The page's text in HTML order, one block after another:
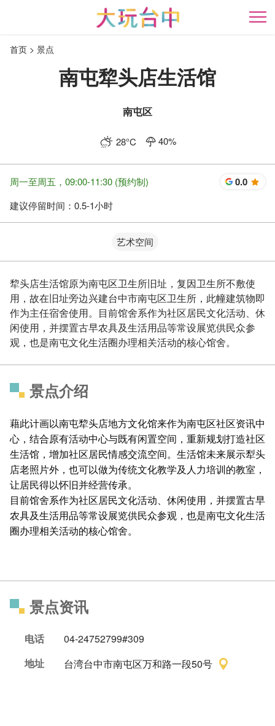
开
首页 景点
南屯犂头店生活馆
南屯区
28°C 40%
周一至周五，09:00-11:30 (预约制) 0.0 星
建议停留时间： 0.5-1小时
艺术空间
犂头店生活馆原为南屯区卫生所旧址，复因卫生所不敷使
用，故在旧址旁边兴建台中市南屯区卫生所，此幢建筑物即
作为主任宿舍使用。目前馆舍系作为社区居民文化活动、休
闲使用，并摆置古早农具及生活用品等常设展览供民众参
观，也是南屯文化生活圈办理相关活动的核心馆舍。
景点介绍
藉此计画以南屯犂头店地方文化馆来作为南屯区社区资讯中
心，结合原有活动中心与既有闲置空间，重新规划打造社区
生活馆，增加社区居民情感交流空间。生活馆未来展示犁头
店老照片外，也可以做为传统文化教学及人力培训的教室，
让居民得以怀旧并经营传承。
目前馆舍系作为社区居民文化活动、休闲使用，并摆置古早
农具及生活用品等常设展览供民众参观，也是南屯文化生活
圈办理相关活动的核心馆舍。
景点资讯
电话
04-24752799#309
地址
台湾台中市南屯区万和路一段50号